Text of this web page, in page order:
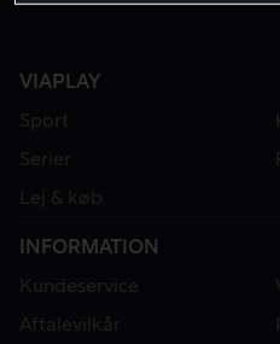
VIAPLAY
Sport
Serier
Lej & køb
INFORMATION
Kundeservice
Aftalevilkår